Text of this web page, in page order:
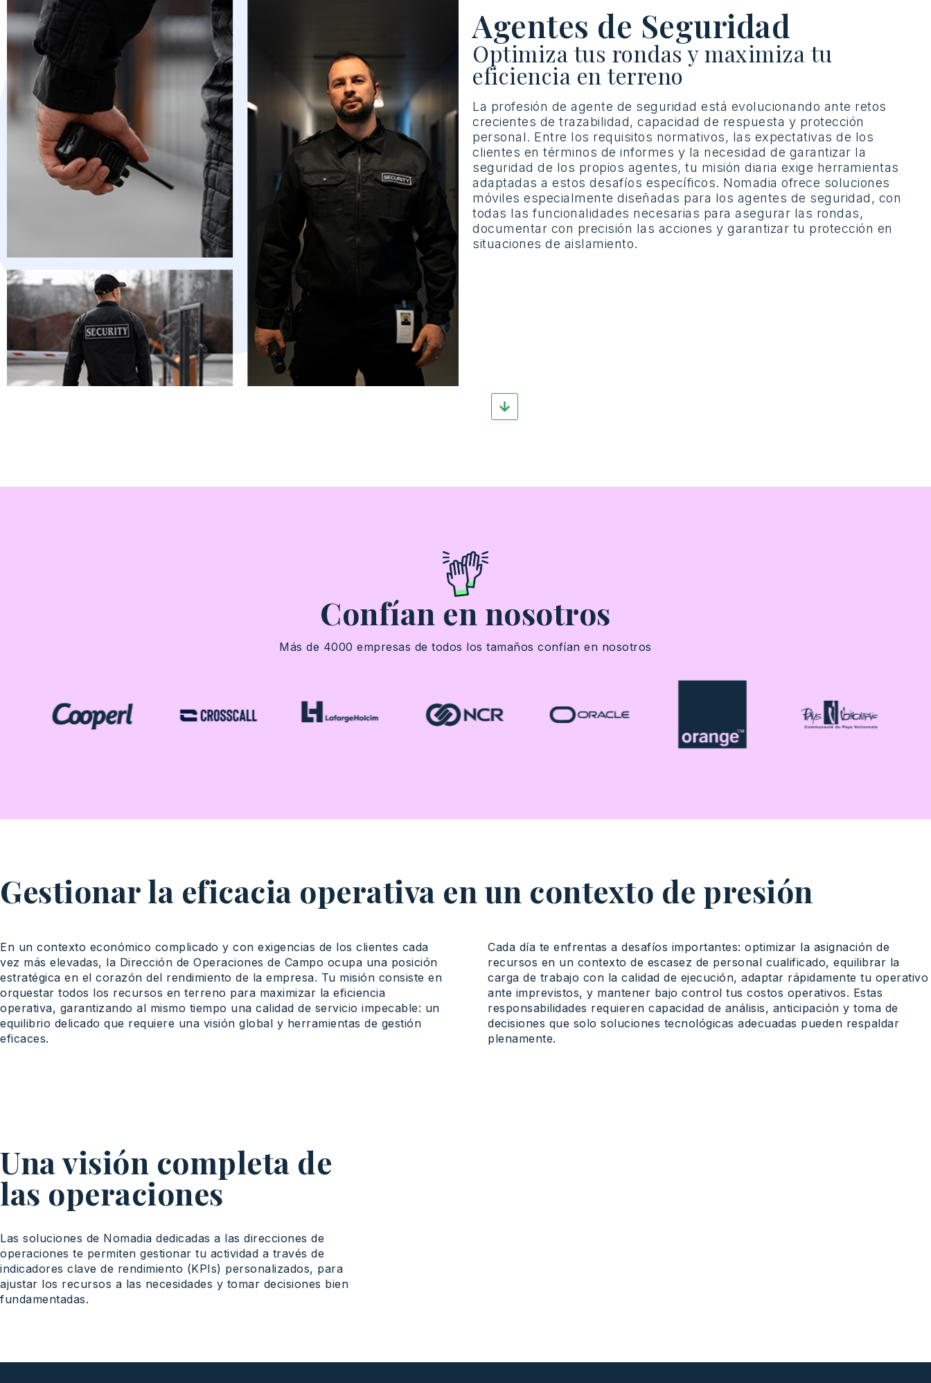
Agentes de Seguridad
Optimiza tus rondas y maximiza tu
eficiencia en terreno
La profesión de agente de seguridad está evolucionando ante retos
crecientes de trazabilidad, capacidad de respuesta y protección
personal. Entre los requisitos normativos, las expectativas de los
clientes en términos de informes y la necesidad de garantizar la
seguridad de los propios agentes, tu misión diaria exige herramientas
adaptadas a estos desafíos específicos. Nomadia ofrece soluciones
móviles especialmente diseñadas para los agentes de seguridad , con
todas lasfuncionalidades necesarias para asegurar las rondas,
documentar con precisión las acciones y garantizar tu protección en
situaciones de aislamiento.
Confían en nosotros
Más de 4000empresas detodos lostamaños confían en nosotros
Gestionar la eficacia operativa en un contexto de presión
En un contexto económico complicado y con exigencias de los clientes cada
vez más elevadas, la Dirección de Operaciones de Campo ocupa una posición
estratégica en el corazón del rendimiento de la empresa. Tu misión consiste en
orquestar todos los recursos en terreno para maximizar la eficiencia
operativa, garantizando al mismo tiempo una calidad de servicio impecable: un
equilibrio delicado que requiere una visión global y herramientas de gestión
eficaces.
Cada día te enfrentas a desafíos importantes: optimizar la asignación de
recursos en un contexto de escasez de personal cualificado, equilibrar la
carga de trabajo con la calidad de ejecución, adaptar rápidamente tu operativo
ante imprevistos, y mantener bajo control tus costos operativos. Estas
responsabilidades requieren capacidad de análisis, anticipación y toma de
decisiones que solo soluciones tecnológicas adecuadas pueden respaldar
plenamente.
Una visión completa de
las operaciones
Las soluciones de Nomadia dedicadas a las direcciones de
operaciones te permiten gestionar tu actividad a través de
indicadores clave de rendimiento (KPIs) personalizados, para
ajustar los recursos a las necesidades y tomar decisiones bien
fundamentadas.